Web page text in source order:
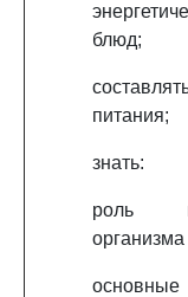
блюд;
питания;
знать:
роль
организма